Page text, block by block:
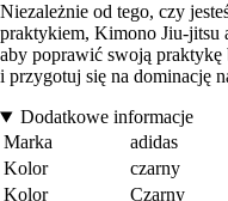
Niezależnie od tego, czy
praktykiem, Kimono Jiu-jitsu
aby poprawić swoją
i przygotuj się na dominację
Dodatkowe informacje
Marka
adidas
Kolor
czarny
Kolor
Czarny